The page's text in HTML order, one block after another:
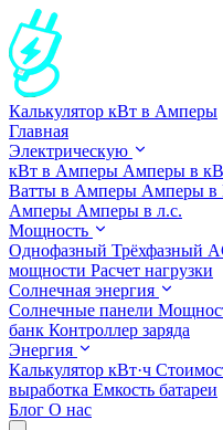
Калькулятор кВт в Амперы
Главная
Электрическую
кВт в Амперы Амперы в
Ватты в Амперы Амперы в
Амперы Амперы в л.с.
Мощность
Однофазный Трёхфазный
мощности Расчет нагрузки
Солнечная энергия
Солнечные панели
банк Контроллер заряда
Энергия
Калькулятор кВт·ч
выработка Емкость батареи
Блог О нас